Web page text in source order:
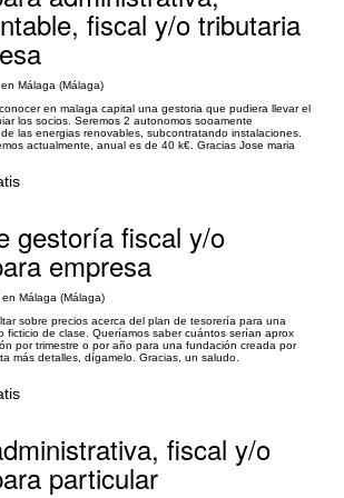
fiscal y/o tributaria
Málaga (Málaga)
en malaga capital una gestoria que pudiera llevar el
los socios. Seremos 2 autonomos sooamente
las energias renovables, subcontratando instalaciones.
actualmente, anual es de 40 k€. Gracias Jose maria
gestoría fiscal y/o
empresa
Málaga (Málaga)
sobre precios acerca del plan de tesorería para una
ficticio de clase. Queríamos saber cuántos serían aprox
por trimestre o por año para una fundación creada por
más detalles, dígamelo. Gracias, un saludo.
fiscal y/o
particular